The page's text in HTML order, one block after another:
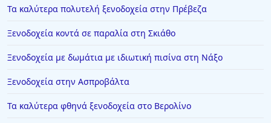
Τα καλύτερα πολυτελή ξενοδοχεία στην Πρέβεζα
Ξενοδοχεία κοντά σε παραλία στη Σκιάθο
Ξενοδοχεία με δωμάτια με ιδιωτική πισίνα στη Νάξο
Ξενοδοχεία στην Ασπροβάλτα
Τα καλύτερα φθηνά ξενοδοχεία στο Βερολίνο